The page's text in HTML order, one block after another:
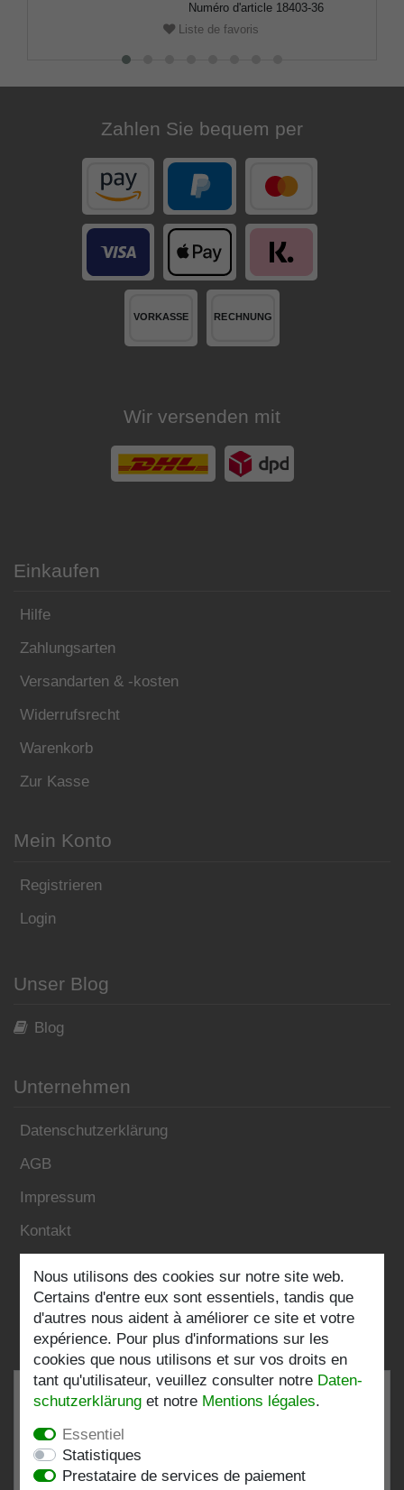
Numéro d'article 18403-36
Liste de favoris
Zahlen Sie bequem per
Wir versenden mit
Einkaufen
Hilfe
Zahlungsarten
Versandarten & -kosten
Widerrufsrecht
Warenkorb
Zur Kasse
Mein Konto
Registrieren
Login
Unser Blog
Blog
Unternehmen
Datenschutzerklärung
AGB
Impressum
Kontakt
Folgen Sie uns:
de 199 Évaluations
Nous utilisons des cookies sur notre site web.
Certains d'entre eux sont essentiels, tandis que
d'autres nous aident à améliorer ce site et votre
expérience. Pour plus d'informations sur les
cookies que nous utilisons et sur vos droits en
tant qu'utilisateur, veuillez consulter notre Daten­
schutz­erklärung et notre Mentions légales.
Essentiel
Statistiques
Prestataire de services de paiement